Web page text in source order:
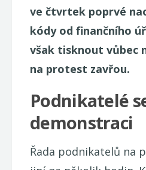
ve čtvrtek poprvé
kódy od finančního
však tisknout vůbec
na protest zavřou.
Podnikatelé
demonstraci
Řada podnikatelů na